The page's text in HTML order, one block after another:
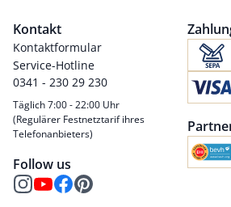
Kontakt
Kontaktformular
Service-Hotline
0341 - 230 29 230
Täglich 7:00 - 22:00 Uhr
(Regulärer Festnetztarif ihres
Telefonanbieters)
Follow us